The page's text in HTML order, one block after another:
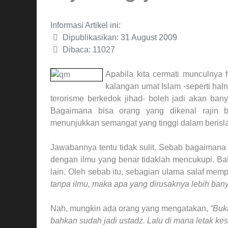
Informasi Artikel ini:
Dipublikasikan: 31 August 2009
Dibaca: 11027
Apabila kita cermati munculnya
kalangan umat Islam -seperti
terorisme berkedok jihad- boleh jadi akan
Bagaimana bisa orang yang dikenal rajin
menunjukkan semangat yang tinggi dalam
Jawabannya tentu tidak sulit. Sebab
dengan ilmu yang benar tidaklah mencukupi.
lain. Oleh sebab itu, sebagian ulama salaf
tanpa ilmu, maka apa yang dirusaknya lebih
Nah, mungkin ada orang yang mengatakan,
bahkan sudah jadi ustadz. Lalu di mana letak